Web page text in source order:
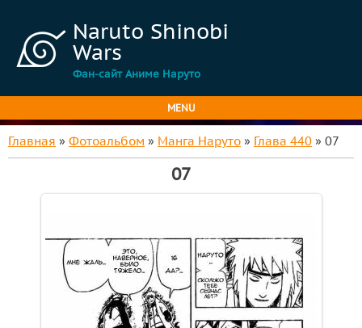
Naruto Shinobi
Wars
Фан-сайт Аниме Наруто
MENU
Главная » Фотоальбом » Манга Наруто » Глава 440 » 07
07